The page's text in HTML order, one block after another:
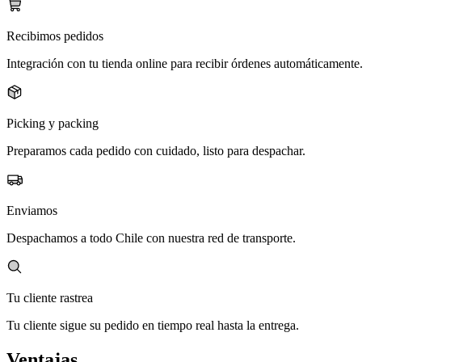
Recibimos pedidos
Integración con tu tienda online para recibir órdenes automáticamente.
Picking y packing
Preparamos cada pedido con cuidado, listo para despachar.
Enviamos
Despachamos a todo Chile con nuestra red de transporte.
Tu cliente rastrea
Tu cliente sigue su pedido en tiempo real hasta la entrega.